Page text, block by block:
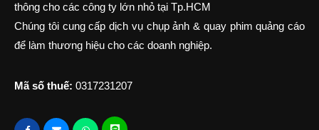
thông cho các công ty lớn nhỏ tại Tp.HCM
Chúng tôi cung cấp dịch vụ chụp ảnh & quay phim quảng cáo
để làm thương hiệu cho các doanh nghiệp.
Mã số thuế: 0317231207